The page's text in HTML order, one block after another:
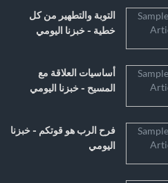
التوبة والتطهير من كل
خطية - خبزنا اليومي
أساسيات العلاقة مع
المسيح - خبزنا اليومي
فرح الرب هو قوتكم - خبزنا
اليومي